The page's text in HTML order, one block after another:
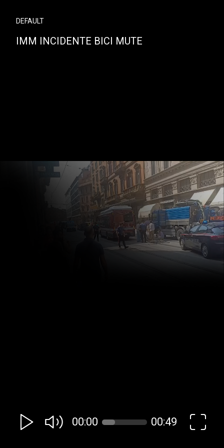
DEFAULT
IMM INCIDENTE BICI MUTE
00:00 00:49